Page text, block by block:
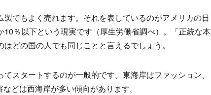
でもよく売れます。それを表しているのがアメリカの日
％以下という現実です（厚生労働省調べ）。「正統な本
どの国の人でも同じことと言えるでしょう。
スタートするのが一般的です。東海岸はファッション、
どは西海岸が多い傾向があります。